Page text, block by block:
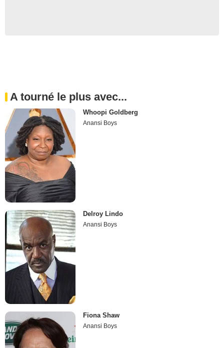
A tourné le plus avec...
Whoopi Goldberg
Anansi Boys
Delroy Lindo
Anansi Boys
Fiona Shaw
Anansi Boys